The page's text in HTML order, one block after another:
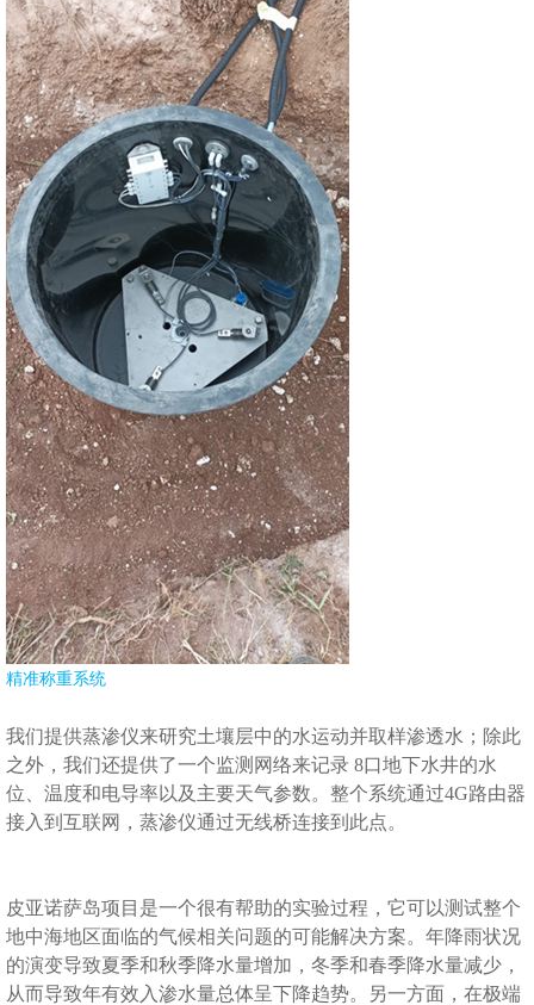
精准称重系统
我们提供蒸渗仪来研究土壤层中的水运动并取样渗透水；除此
之外，我们还提供了一个监测网络来记录 8口地下水井的水
位、温度和电导率以及主要天气参数。整个系统通过4G路由器
接入到互联网，蒸渗仪通过无线桥连接到此点。
皮亚诺萨岛项目是一个很有帮助的实验过程，它可以测试整个
地中海地区面临的气候相关问题的可能解决方案。年降雨状况
的演变导致夏季和秋季降水量增加，冬季和春季降水量减少，
从而导致年有效入渗水量总体呈下降趋势。另一方面，在极端